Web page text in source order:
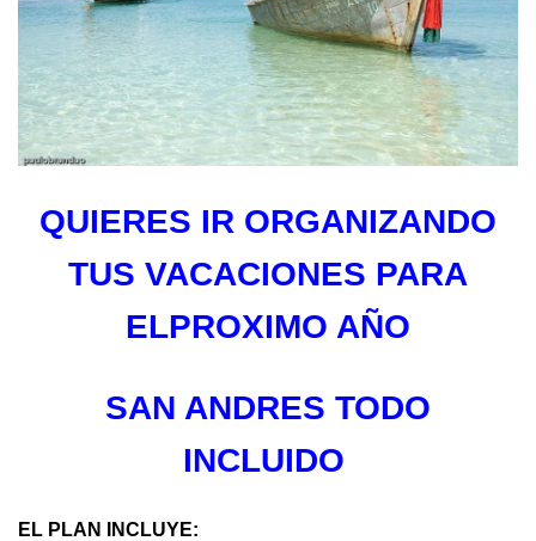
QUIERES IR ORGANIZANDO
TUS VACACIONES PARA
ELPROXIMO AÑO
SAN ANDRES TODO
INCLUIDO
EL PLAN INCLUYE: